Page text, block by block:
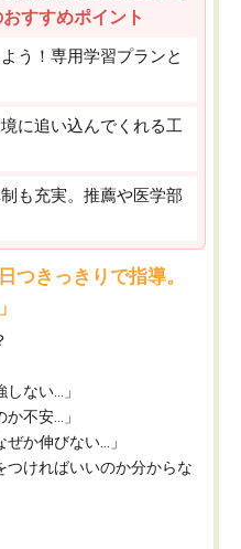
すすめポイント
う！専用学習プランと
に追い込んでくれる工
も充実。推薦や医学部
つきっきりで指導。
しない…」
か不安…」
ぜか伸びない…」
つければいいのか分からな